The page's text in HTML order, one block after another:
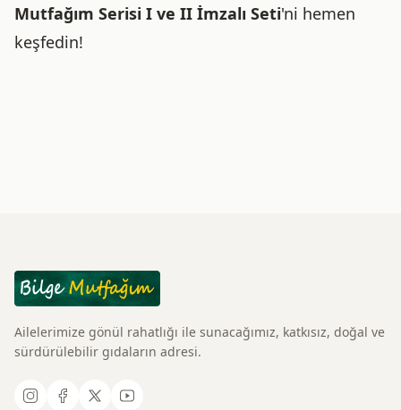
Mutfağım Serisi I ve II İmzalı Seti'ni hemen
keşfedin!
Ailelerimize gönül rahatlığı ile sunacağımız, katkısız, doğal ve
sürdürülebilir gıdaların adresi.